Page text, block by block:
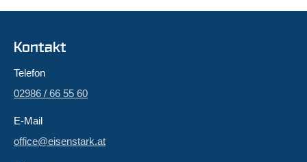
Kontakt
Telefon
02986 / 66 55 60
E-Mail
office@eisenstark.at